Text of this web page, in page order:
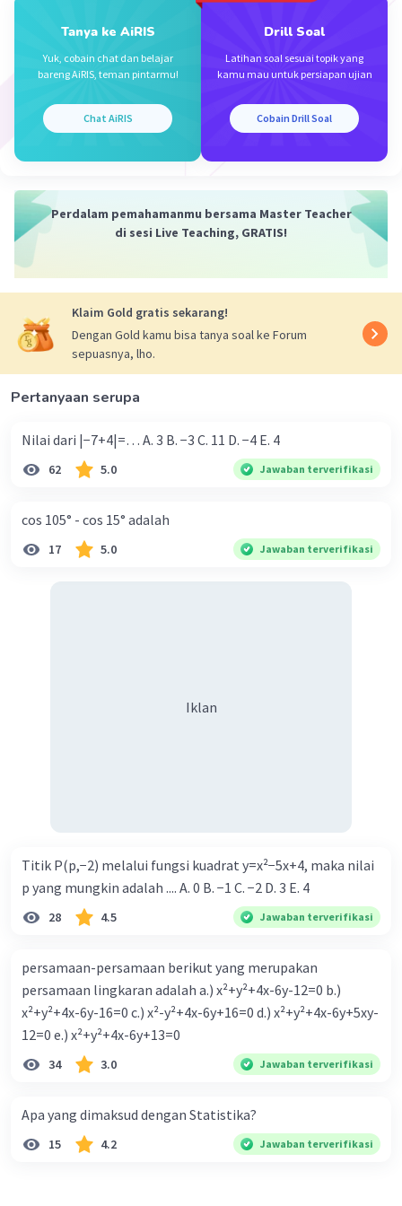
Tanya ke AiRIS
Yuk, cobain chat dan belajar
bareng AiRIS, teman pintarmu!
Chat AiRIS
Drill Soal
Latihan soal sesuai topik yang
kamu mau untuk persiapan ujian
Cobain Drill Soal
Perdalam pemahamanmu bersama Master Teacher
di sesi Live Teaching, GRATIS!
Klaim Gold gratis sekarang!
Dengan Gold kamu bisa tanya soal ke Forum
sepuasnya, lho.
Pertanyaan serupa
Nilai dari |−7+4|=… A. 3 B. −3 C. 11 D. −4 E. 4
62 5.0 Jawaban terverifikasi
cos 105° - cos 15° adalah
17 5.0 Jawaban terverifikasi
Iklan
Titik P(p,−2) melalui fungsi kuadrat y=x²−5x+4, maka nilai
p yang mungkin adalah .... A. 0 B. −1 C. −2 D. 3 E. 4
28 4.5 Jawaban terverifikasi
persamaan-persamaan berikut yang merupakan
persamaan lingkaran adalah a.) x²+y²+4x-6y-12=0 b.)
x²+y²+4x-6y-16=0 c.) x²-y²+4x-6y+16=0 d.) x²+y²+4x-6y+5xy-
12=0 e.) x²+y²+4x-6y+13=0
34 3.0 Jawaban terverifikasi
Apa yang dimaksud dengan Statistika?
15 4.2 Jawaban terverifikasi